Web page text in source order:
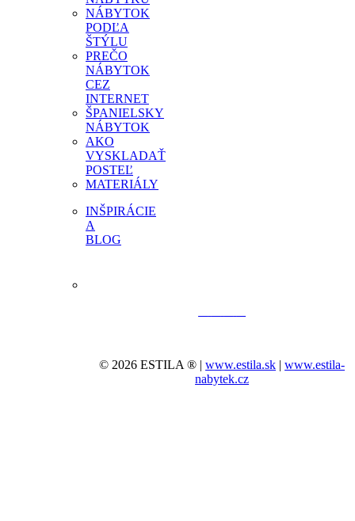
NÁBYTOK
PODĽA
ŠTÝLU
PREČO
NÁBYTOK
CEZ
INTERNET
ŠPANIELSKY
NÁBYTOK
AKO
VYSKLADAŤ
POSTEĽ
MATERIÁLY
INŠPIRÁCIE
A
BLOG
© 2026 ESTILA ® |www.estila.sk |www.estila-
nabytek.cz